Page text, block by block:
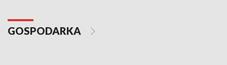
GOSPODARKA